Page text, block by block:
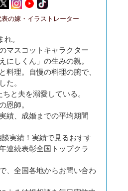
の嫁・イラストレーター
。
マスコットキャラクター
にしくん」の生みの親。
料理。自慢の料理の腕で、
た。
と夫を溺愛している。
恩師。
績、成婚までの平均期間
実績！実績で見るおすす
連続表彰全国トップクラ
、全国各地からお問い合わ